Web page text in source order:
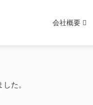
会社概要
た。